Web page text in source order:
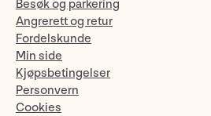
Besøk og parkering
Angrerett og retur
Fordelskunde
Min side
Kjøpsbetingelser
Personvern
Cookies